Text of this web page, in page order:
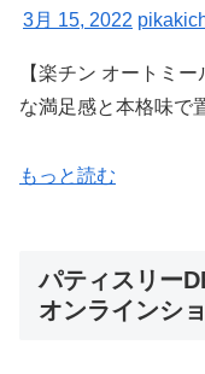
3月 15, 2022
【楽チン オートミ
な満足感と本格味で
もっと読む
パティスリー
オンラインシ